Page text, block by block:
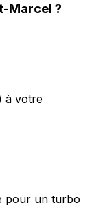
Marcel ?
à votre
pour un turbo